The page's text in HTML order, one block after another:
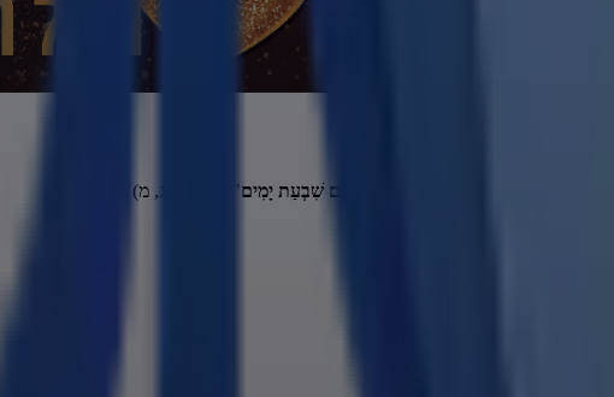
וְעַרְבֵי נָחַל וּשְׂמַחְתֶּם לִפְנֵי ה' אֱלֹהֵיכֶם שִׁבְעַת יָמִים" (ויקרא כג, מ)